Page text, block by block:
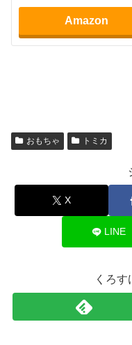
Amazon
おもちゃ トミカ
X
LINE
くろす